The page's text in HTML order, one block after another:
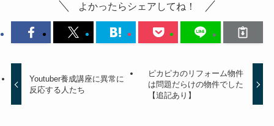
よかったらシェアしてね！
Youtuber養成講座に異常に
反応する人たち
ピカピカのリフォーム物件
は問題だらけの物件でした
【追記あり】